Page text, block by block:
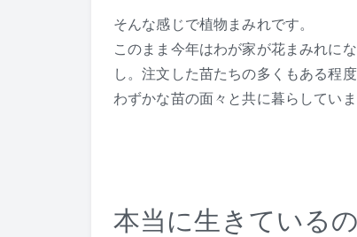
そんな感じで植物まみれです。
このまま今年はわが家が花まみれに
し。注文した苗たちの多くもある程
わずかな苗の面々と共に暮らしていま
本当に生きている